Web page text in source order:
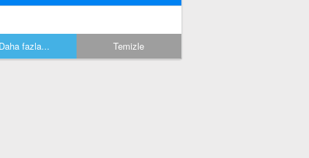
Daha fazla... Temizle